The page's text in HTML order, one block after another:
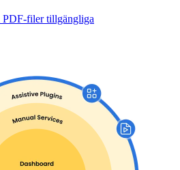
PDF-filer tillgängliga